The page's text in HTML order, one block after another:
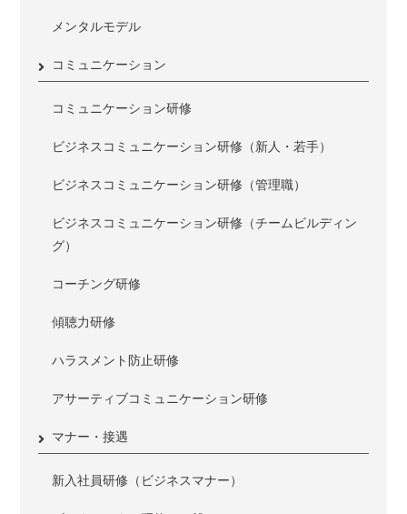
メンタルモデル
コミュニケーション
コミュニケーション研修
ビジネスコミュニケーション研修（新人・若手）
ビジネスコミュニケーション研修（管理職）
ビジネスコミュニケーション研修（チームビルディン
グ）
コーチング研修
傾聴力研修
ハラスメント防止研修
アサーティブコミュニケーション研修
マナー・接遇
新入社員研修（ビジネスマナー）